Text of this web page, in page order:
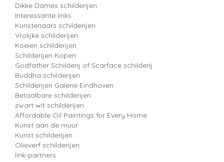
Dikke Dames schilderijen
Interessante links
Kunstenaars schilderijen
Vrolijke schilderijen
Koeien schilderijen
Schilderijen Kopen
Godfather Schilderij of Scarface schilderij
Buddha schilderijen
Schilderijen Galerie Eindhoven
Betaalbare schilderijen
zwart wit schilderijen
Affordable Oil Paintings for Every Home
Kunst aan de muur
Kunst schilderijen
Olieverf schilderijen
link-partners